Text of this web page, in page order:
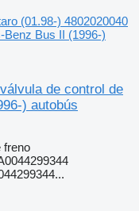
(01.98-) 4802020040
Benz Bus II (1996-)
de control de
) autobús
freno